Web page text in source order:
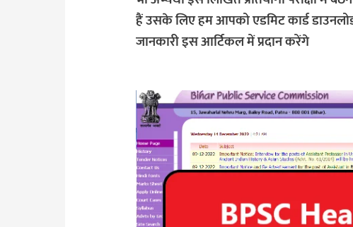
हैं उसके लिए हम आपको एडमिट कार्ड
जानकारी इस आर्टिकल में प्रदान करेंगे